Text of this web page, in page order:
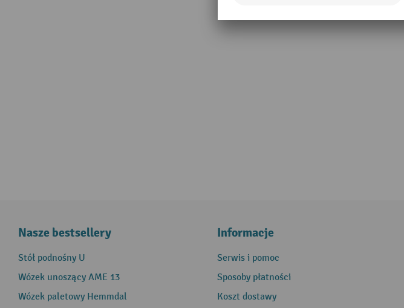
Nasze bestsellery
Stół podnośny U
Wózek unoszący AME 13
Wózek paletowy Hemmdal
Informacje
Serwis i pomoc
Sposoby płatności
Koszt dostawy